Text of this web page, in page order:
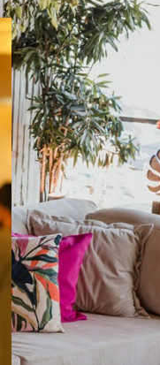
Paulo: O
entre
15 de
Perfeita
Natureza
8 de
Locais
Alcance
2 de